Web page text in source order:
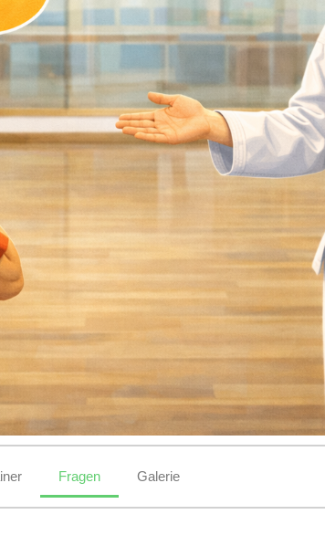
Fragen Galerie